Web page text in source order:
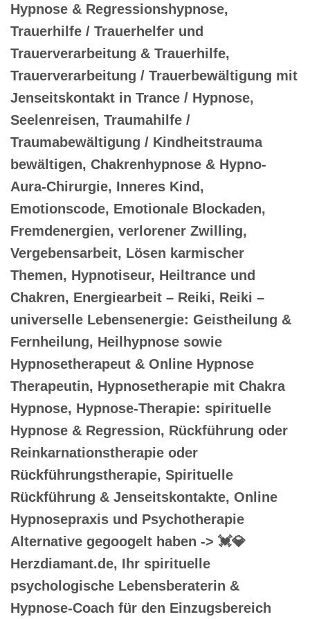
Hypnose & Regressionshypnose,
Trauerhilfe / Trauerhelfer und
Trauerverarbeitung & Trauerhilfe,
Trauerverarbeitung / Trauerbewältigung mit
Jenseitskontakt in Trance / Hypnose,
Seelenreisen, Traumahilfe /
Traumabewältigung / Kindheitstrauma
bewältigen, Chakrenhypnose & Hypno-
Aura-Chirurgie, Inneres Kind,
Emotionscode, Emotionale Blockaden,
Fremdenergien, verlorener Zwilling,
Vergebensarbeit, Lösen karmischer
Themen, Hypnotiseur, Heiltrance und
Chakren, Energiearbeit – Reiki, Reiki –
universelle Lebensenergie: Geistheilung &
Fernheilung, Heilhypnose sowie
Hypnosetherapeut & Online Hypnose
Therapeutin, Hypnosetherapie mit Chakra
Hypnose, Hypnose-Therapie: spirituelle
Hypnose & Regression, Rückführung oder
Reinkarnationstherapie oder
Rückführungstherapie, Spirituelle
Rückführung & Jenseitskontakte, Online
Hypnosepraxis und Psychotherapie
Alternative gegoogelt haben -> 💓️💎
Herzdiamant.de, Ihr spirituelle
psychologische Lebensberaterin &
Hypnose-Coach für den Einzugsbereich